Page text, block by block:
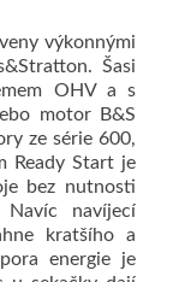
výkonnými
Šasi
OHV a s
motor B&S
ze série 600,
Ready Start je
bez nutnosti
navíjecí
kratšího a
energie je